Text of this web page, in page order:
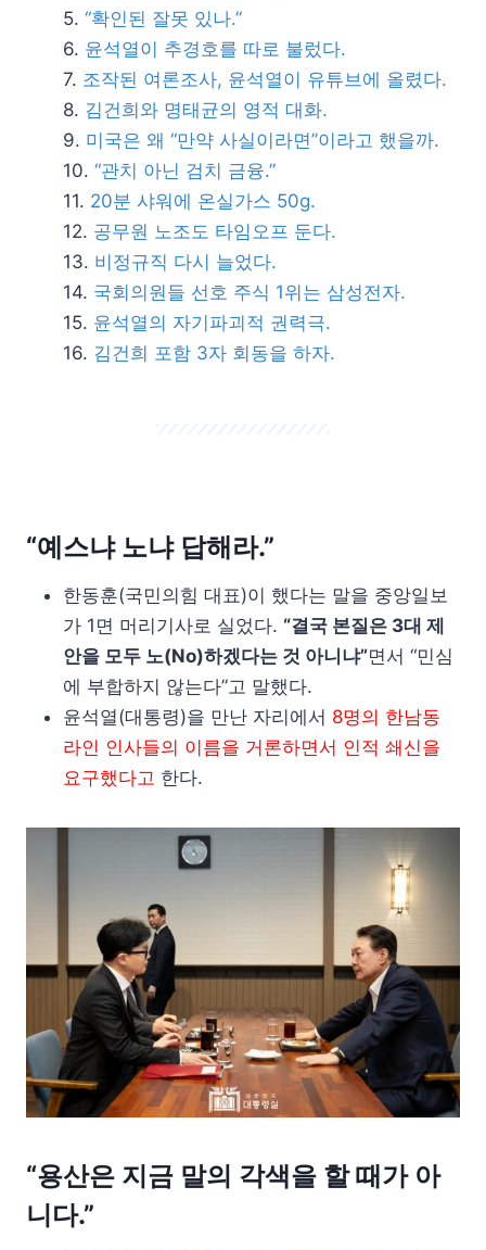
“확인된 잘못 있나.”
윤석열이 추경호를 따로 불렀다.
조작된 여론조사, 윤석열이 유튜브에 올렸다.
김건희와 명태균의 영적 대화.
미국은 왜 “만약 사실이라면”이라고 했을까.
“관치 아닌 검치 금융.”
20분 샤워에 온실가스 50g.
공무원 노조도 타임오프 둔다.
비정규직 다시 늘었다.
국회의원들 선호 주식 1위는 삼성전자.
윤석열의 자기파괴적 권력극.
김건희 포함 3자 회동을 하자.
“예스냐 노냐 답해라.”
한동훈(국민의힘 대표)이 했다는 말을 중앙일보
가 1면 머리기사로 실었다. “결국 본질은 3대 제
안을 모두 노(No)하겠다는 것 아니냐”면서 “민심
에 부합하지 않는다”고 말했다.
윤석열(대통령)을 만난 자리에서 8명의 한남동
라인 인사들의 이름을 거론하면서 인적 쇄신을
요구했다고 한다.
“용산은 지금 말의 각색을 할 때가 아
니다.”